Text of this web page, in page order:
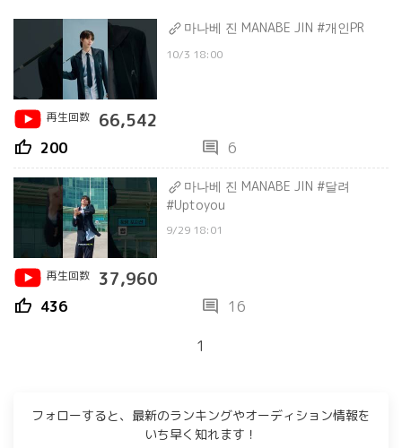
마나베 진 MANABE JIN #개인PR
10/3 18:00
再生回数 66,542
thumb_up 200 comment 6
마나베 진 MANABE JIN #달려
#Uptoyou
9/29 18:01
再生回数 37,960
thumb_up 436 comment 16
1
フォローすると、最新のランキングやオーディション情報を
いち早く知れます！